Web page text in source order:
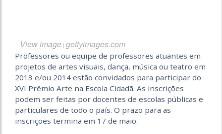
View image | gettyimages.com
Professores ou equipe de professores atuantes em
projetos de artes visuais, dança, música ou teatro em
2013 e/ou 2014 estão convidados para participar do
XVI Prêmio Arte na Escola Cidadã. As inscrições
podem ser feitas por docentes de escolas públicas e
particulares de todo o país. O prazo para as
inscrições termina em 17 de maio.